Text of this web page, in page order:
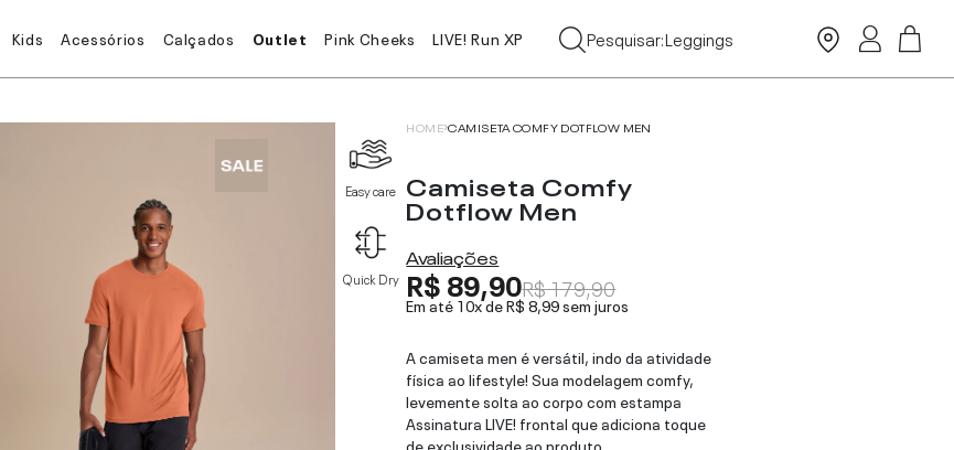
Kids Acessórios Calçados Outlet Pink Cheeks LIVE! Run XP
Pesquisar:Leggings
Easy care
Quick Dry
HOME CAMISETA COMFY DOTFLOW MEN
Camiseta Comfy
Dotflow Men
Avaliações
R$ 89,90R$ 179,90
Em até 10x deR$ 8,99sem juros
A camiseta men é versátil, indo da atividade
física ao lifestyle! Sua modelagem comfy,
levemente solta ao corpo com estampa
Assinatura LIVE! frontal que adiciona toque
de exclusividade ao produto.